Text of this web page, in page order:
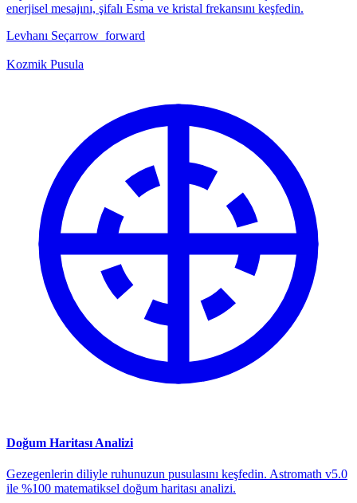
enerjisel mesajını, şifalı Esma ve kristal frekansını keşfedin.
Levhanı Seçarrow_forward
Kozmik Pusula
Doğum Haritası Analizi
Gezegenlerin diliyle ruhunuzun pusulasını keşfedin. Astromath v5.0
ile %100 matematiksel doğum haritası analizi.